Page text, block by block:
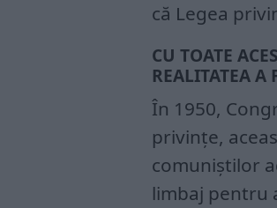
că Legea
CU TOATE
REALITATEA
În 1950,
privințe,
comuniștilor
limbaj pentru